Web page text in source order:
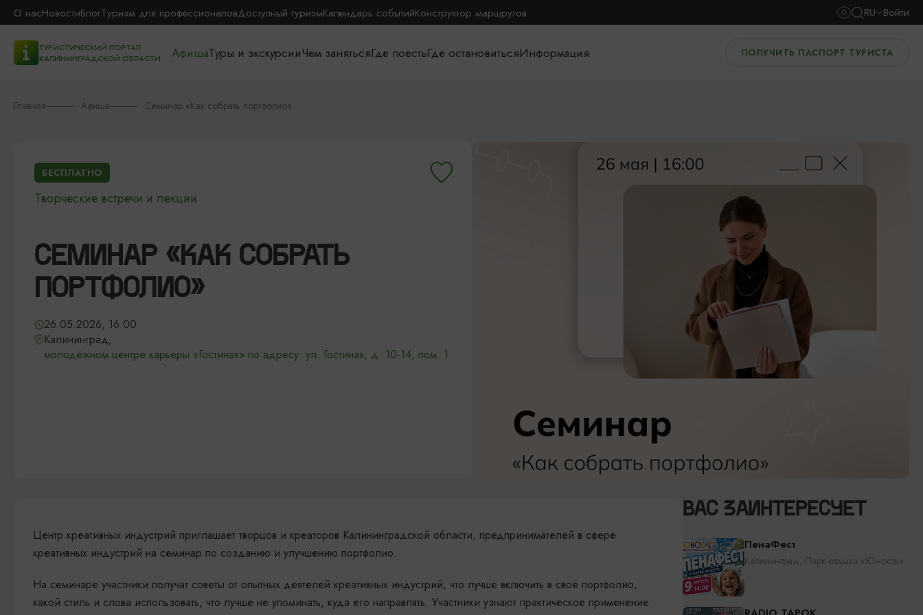
О насНовостиБлогТуризм для профессионаловДоступный туризмКалендарь событийКонструктор маршрутов RU Войти
ТУРИСТИЧЕСКИЙ ПОРТАЛ
КАЛИНИНГРАДСКОЙ ОБЛАСТИ
АфишаТуры и экскурсииЧем занятьсяГде поестьГде остановитьсяИнформация ПОЛУЧИТЬ ПАСПОРТ ТУРИСТА
Главная Афиша Семинар «Как собрать портфолио»
БЕСПЛАТНО
Творческие встречи и лекции
СЕМИНАР «КАК СОБРАТЬ
ПОРТФОЛИО»
26.05.2026, 16:00
Калининград,
молодёжном центре карьеры «Гостиная» по адресу: ул. Гостиная, д. 10-14, пом. 1
Центр креативных индустрий приглашает творцов и креаторов Калининградской области, предпринимателей в сфере
креативных индустрий на семинар по созданию и улучшению портфолио.
На семинаре участники получат советы от опытных деятелей креативных индустрий, что лучше включить в своё портфолио,
какой стиль и слова использовать, что лучше не упоминать, куда его направлять. Участники узнают практическое применение
ВАС ЗАИНТЕРЕСУЕТ
ПенаФест
Калининград, Парк отдыха «Юность»